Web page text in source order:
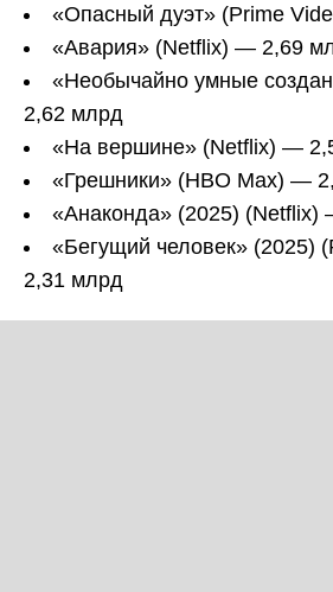
«Опасный дуэт» (Prime
«Авария» (Netflix) — 2,69
«Необычайно умные
2,62 млрд
«На вершине» (Netflix) —
«Грешники» (HBO Max) —
«Анаконда» (2025)
«Бегущий человек» (2025)
2,31 млрд